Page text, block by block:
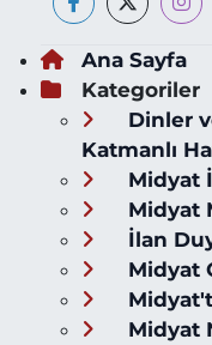
Ana Sayfa
Kategoriler
Dinler
Katmanlı
Midyat
Midyat
İlan
Midyat
Midyat